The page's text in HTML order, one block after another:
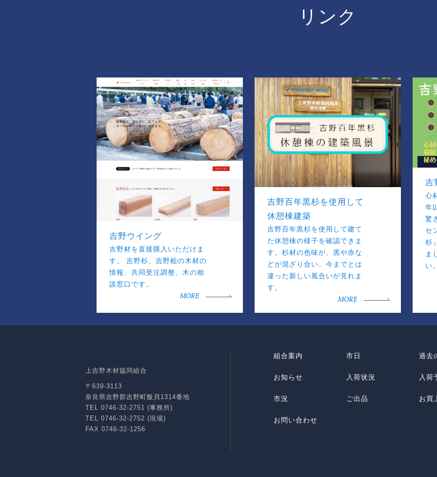
リンク
吉野ウイング
吉野材を直接購入いただけま
す。 吉野杉、吉野桧の木材の
情報、共同受注調整、木の相
談窓口です。
MORE
吉野百年黒杉を使用して
休憩棟建築
吉野百年黒杉を使用して建て
た休憩棟の様子を確認できま
す。杉材の色味が、黒や赤な
どが混ざり合い、今までとは
違った新しい風合いが見れま
す。
MORE
吉
心
年
驚
セ
杉
ま
い
上吉野木材協同組合
〒639-3113
奈良県吉野郡吉野町飯貝1314番地
TEL 0746-32-2751 (事務所)
TEL 0746-32-2752 (現場)
FAX 0746-32-1256
組合案内 市日 過去
お知らせ 入荷状況 入荷
市況 ご出品 お買
お問い合わせ